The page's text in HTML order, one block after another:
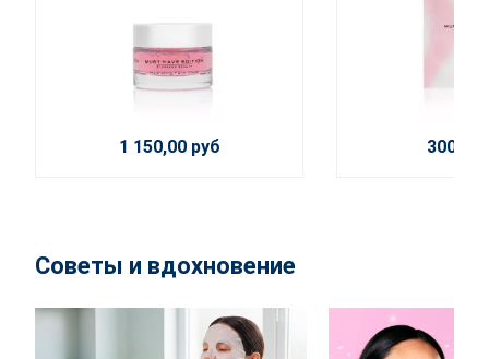
1 150,00 руб 300,00
Советы и вдохновение